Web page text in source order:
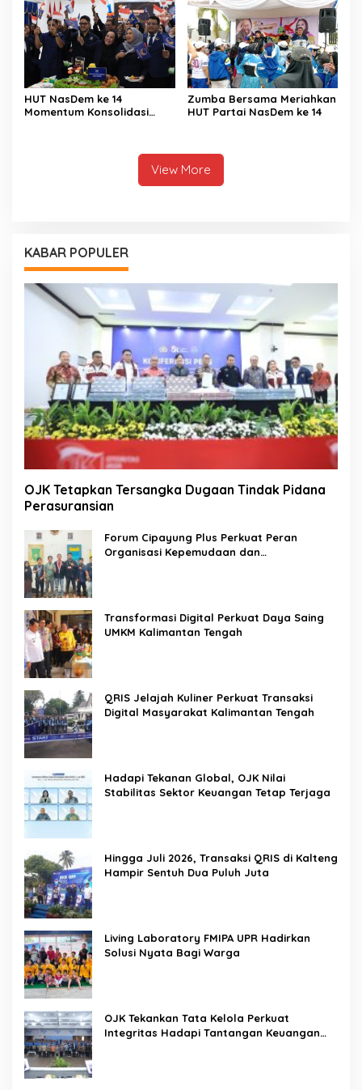
HUT NasDem ke 14
Momentum Konsolidasi
Zumba Bersama Meriahkan
HUT Partai NasDem ke 14
View More
KABAR POPULER
OJK Tetapkan Tersangka Dugaan Tindak Pidana
Perasuransian
Forum Cipayung Plus Perkuat Peran
Organisasi Kepemudaan dan
Transformasi Digital Perkuat Daya Saing
UMKM Kalimantan Tengah
QRIS Jelajah Kuliner Perkuat Transaksi
Digital Masyarakat Kalimantan Tengah
Hadapi Tekanan Global, OJK Nilai
Stabilitas Sektor Keuangan Tetap Terjaga
Hingga Juli 2026, Transaksi QRIS di Kalteng
Hampir Sentuh Dua Puluh Juta
Living Laboratory FMIPA UPR Hadirkan
Solusi Nyata Bagi Warga
OJK Tekankan Tata Kelola Perkuat
Integritas Hadapi Tantangan Keuangan